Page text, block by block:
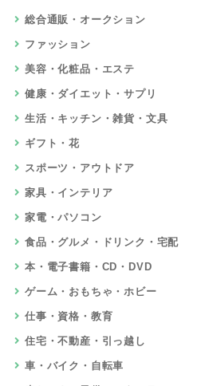
総合通販・オークション
ファッション
美容・化粧品・エステ
健康・ダイエット・サプリ
生活・キッチン・雑貨・文具
ギフト・花
スポーツ・アウトドア
家具・インテリア
家電・パソコン
食品・グルメ・ドリンク・宅配
本・電子書籍・CD・DVD
ゲーム・おもちゃ・ホビー
仕事・資格・教育
住宅・不動産・引っ越し
車・バイク・自転車